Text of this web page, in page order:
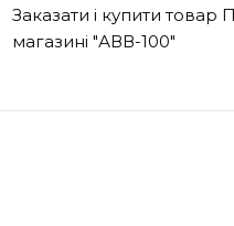
Заказати і купити товар
магазині "АВВ-100"